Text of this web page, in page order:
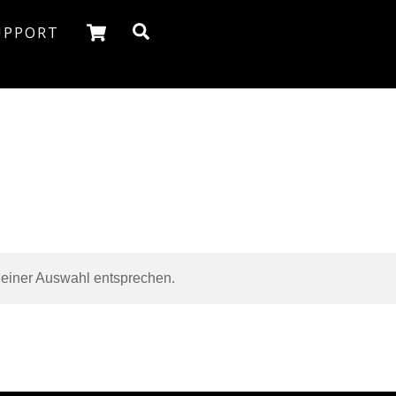
Cart
Auswahl entsprechen.